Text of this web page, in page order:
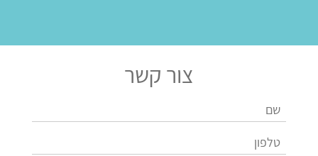
צור קשר